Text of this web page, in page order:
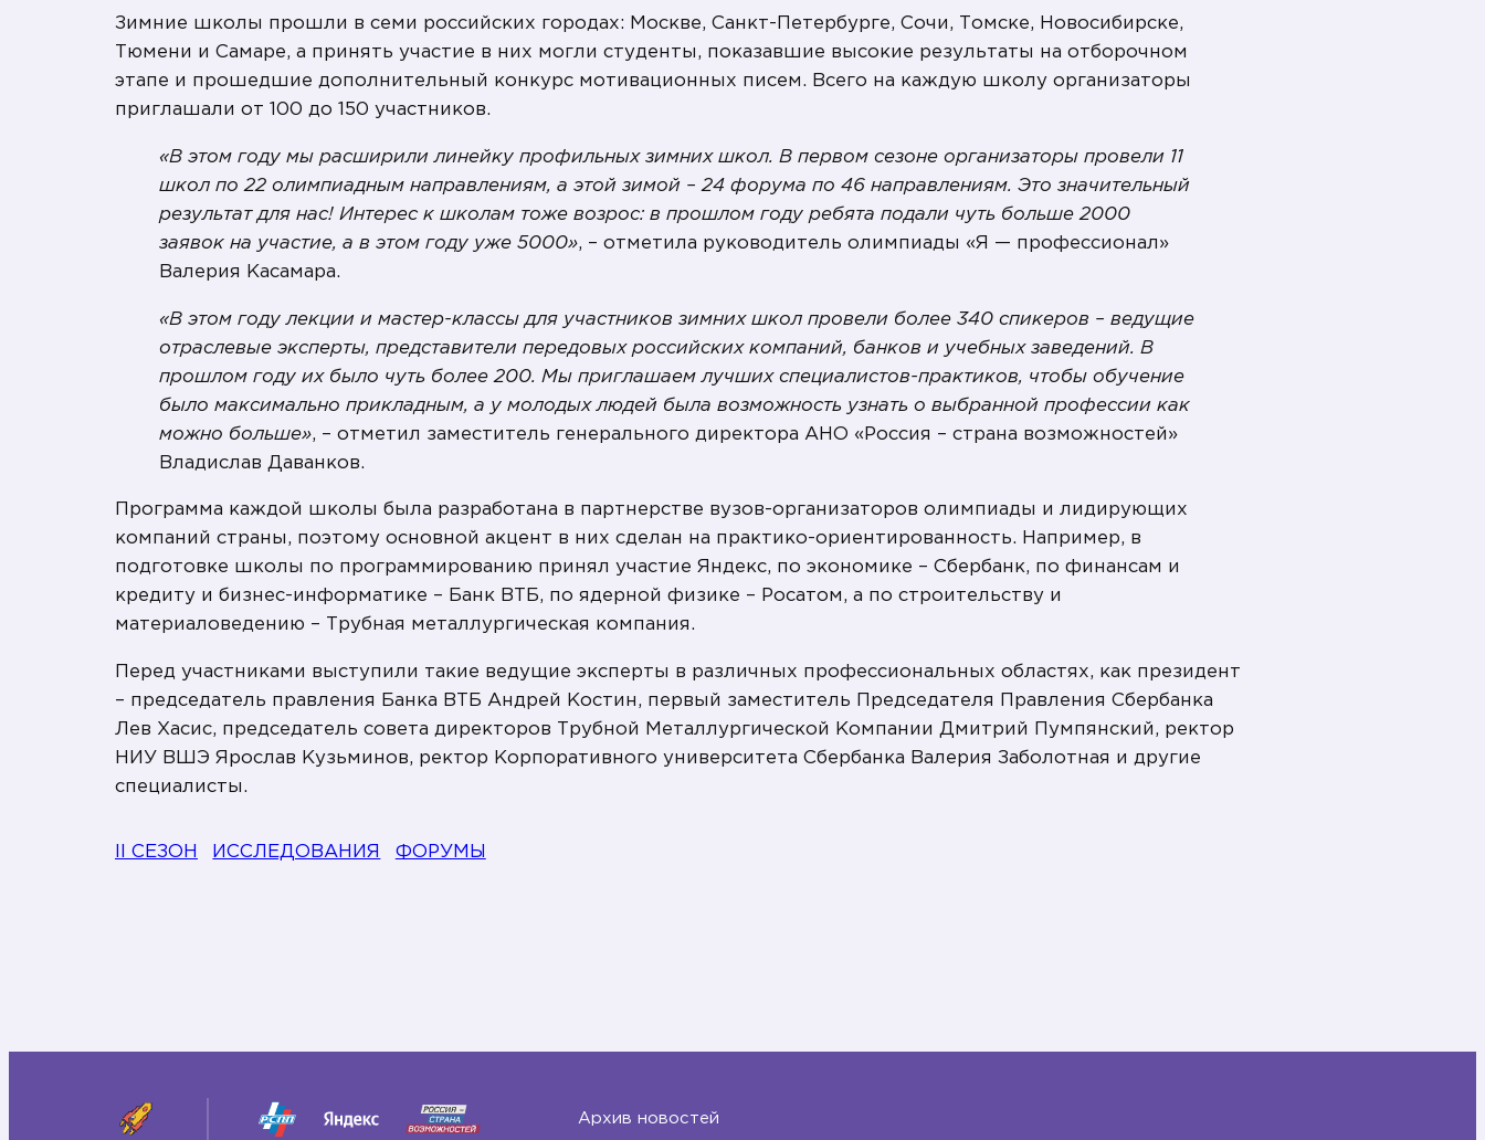
Зимние школы прошли в семи российских городах: Москве, Санкт-Петербурге, Сочи, Томске, Новосибирске,
Тюмени и Самаре, а принять участие в них могли студенты, показавшие высокие результаты на отборочном
этапе и прошедшие дополнительный конкурс мотивационных писем. Всего на каждую школу организаторы
приглашали от 100 до 150 участников.
«В этом году мы расширили линейку профильных зимних школ. В первом сезоне организаторы провели 11
школ по 22 олимпиадным направлениям, а этой зимой – 24 форума по 46 направлениям. Это значительный
результат для нас! Интерес к школам тоже возрос: в прошлом году ребята подали чуть больше 2000
заявок на участие, а в этом году уже 5000», – отметила руководитель олимпиады «Я — профессионал»
Валерия Касамара.
«В этом году лекции и мастер-классы для участников зимних школ провели более 340 спикеров – ведущие
отраслевые эксперты, представители передовых российских компаний, банков и учебных заведений. В
прошлом году их было чуть более 200. Мы приглашаем лучших специалистов-практиков, чтобы обучение
было максимально прикладным, а у молодых людей была возможность узнать о выбранной профессии как
можно больше», – отметил заместитель генерального директора АНО «Россия – страна возможностей»
Владислав Даванков.
Программа каждой школы была разработана в партнерстве вузов-организаторов олимпиады и лидирующих
компаний страны, поэтому основной акцент в них сделан на практико-ориентированность. Например, в
подготовке школы по программированию принял участие Яндекс, по экономике – Сбербанк, по финансам и
кредиту и бизнес-информатике – Банк ВТБ, по ядерной физике – Росатом, а по строительству и
материаловедению – Трубная металлургическая компания.
Перед участниками выступили такие ведущие эксперты в различных профессиональных областях, как президент
– председатель правления Банка ВТБ Андрей Костин, первый заместитель Председателя Правления Сбербанка
Лев Хасис, председатель совета директоров Трубной Металлургической Компании Дмитрий Пумпянский, ректор
НИУ ВШЭ Ярослав Кузьминов, ректор Корпоративного университета Сбербанка Валерия Заболотная и другие
специалисты.
II СЕЗОН ИССЛЕДОВАНИЯ ФОРУМЫ
Архив новостей